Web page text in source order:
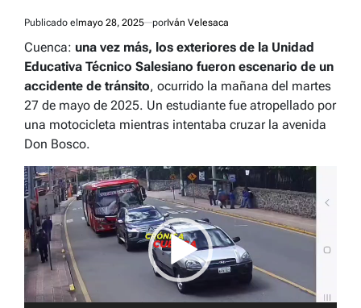
Publicado elmayo 28, 2025 porIván Velesaca
Cuenca: una vez más, los exteriores de la Unidad
Educativa Técnico Salesiano fueron escenario de un
accidente de tránsito, ocurrido la mañana del martes
27 de mayo de 2025. Un estudiante fue atropellado por
una motocicleta mientras intentaba cruzar la avenida
Don Bosco.
Reproductor
de
vídeo